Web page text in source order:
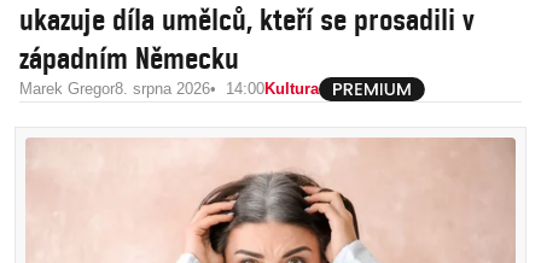
ukazuje díla umělců, kteří se prosadili v
západním Německu
Marek Gregor8. srpna 2026 14:00Kultura